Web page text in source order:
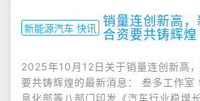
新能源汽车 快讯 销量连创新高，
合资要共铸辉煌
2025年10月12日关于销量连创新高
要共铸辉煌的最新消息： 叁多工作
息化部等八部门印发《汽车行业稳增